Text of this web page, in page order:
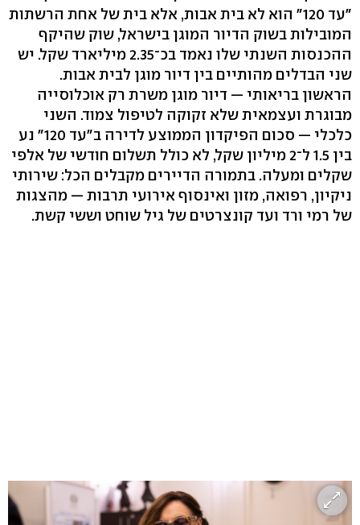
"עד 120" הוא לא בית אבות, אלא בית של אחת הרשתות
המובילות בשוק הדיור המוגן בישראל, שוק שהיקף
ההכנסות השנתי שלו נאמד בכ־2.35 מיליארד שקל. יש
שני הבדלים מהותיים בין דיור מוגן לבית אבות.
הראשון בריאותי — דיור מוגן משרת רק אוכלוסייה
מבוגרת ועצמאית שלא זקוקה לטיפול צמוד. השני
כלכלי — סכום הפיקדון הממוצע לדירה ב"עד 120" נע
בין 1.5 ל־2 מיליון שקל, לא כולל תשלום חודשי של אלפי
שקלים ומעלה. בתמורה הדיירים מקבלים הכל: שירותי
ניקיון, רפואה, מזון ואינסוף אירועי תרבות — מהצגות
של רמי ורד ועד קונצרטים של גיל שוחט וששי קשת.